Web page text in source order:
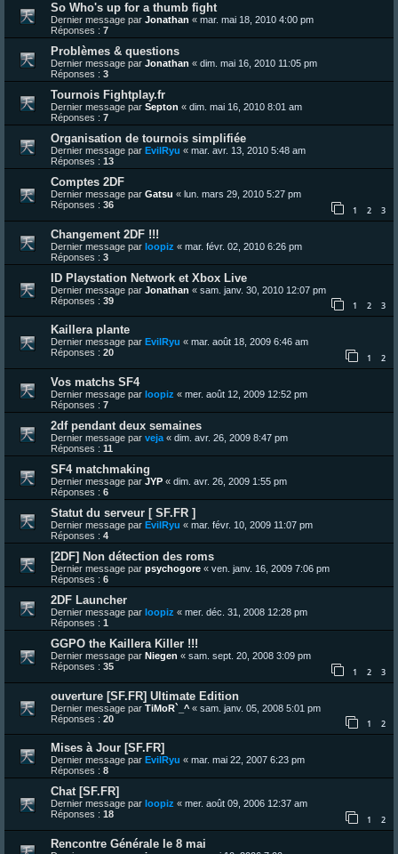
So Who's up for a thumb fight
Dernier message par Jonathan « mar. mai 18, 2010 4:00 pm
Réponses : 7
Problèmes & questions
Dernier message par Jonathan « dim. mai 16, 2010 11:05 pm
Réponses : 3
Tournois Fightplay.fr
Dernier message par Septon « dim. mai 16, 2010 8:01 am
Réponses : 7
Organisation de tournois simplifiée
Dernier message par EvilRyu « mar. avr. 13, 2010 5:48 am
Réponses : 13
Comptes 2DF
Dernier message par Gatsu « lun. mars 29, 2010 5:27 pm
Réponses : 36 1 2 3
Changement 2DF !!!
Dernier message par loopiz « mar. févr. 02, 2010 6:26 pm
Réponses : 3
ID Playstation Network et Xbox Live
Dernier message par Jonathan « sam. janv. 30, 2010 12:07 pm
Réponses : 39 1 2 3
Kaillera plante
Dernier message par EvilRyu « mar. août 18, 2009 6:46 am
Réponses : 20 1 2
Vos matchs SF4
Dernier message par loopiz « mer. août 12, 2009 12:52 pm
Réponses : 7
2df pendant deux semaines
Dernier message par veja « dim. avr. 26, 2009 8:47 pm
Réponses : 11
SF4 matchmaking
Dernier message par JYP « dim. avr. 26, 2009 1:55 pm
Réponses : 6
Statut du serveur [ SF.FR ]
Dernier message par EvilRyu « mar. févr. 10, 2009 11:07 pm
Réponses : 4
[2DF] Non détection des roms
Dernier message par psychogore « ven. janv. 16, 2009 7:06 pm
Réponses : 6
2DF Launcher
Dernier message par loopiz « mer. déc. 31, 2008 12:28 pm
Réponses : 1
GGPO the Kaillera Killer !!!
Dernier message par Niegen « sam. sept. 20, 2008 3:09 pm
Réponses : 35 1 2 3
ouverture [SF.FR] Ultimate Edition
Dernier message par TiMoR`_^ « sam. janv. 05, 2008 5:01 pm
Réponses : 20 1 2
Mises à Jour [SF.FR]
Dernier message par EvilRyu « mar. mai 22, 2007 6:23 pm
Réponses : 8
Chat [SF.FR]
Dernier message par loopiz « mer. août 09, 2006 12:37 am
Réponses : 18 1 2
Rencontre Générale le 8 mai